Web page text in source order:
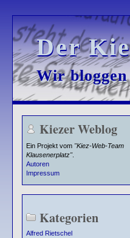
Der
Der
Wir
Wir
Kiezer Weblog
Ein Projekt vom "Kiez-Web-Team
Klausenerplatz".
Autoren
Impressum
Kategorien
Alfred Rietschel